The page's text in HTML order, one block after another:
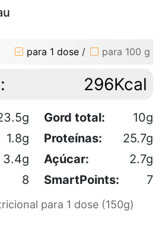
para 1 dose / para 100 g
296Kcal
Gord total:
10g
1.8g Proteínas:
25.7g
3.4g Açúcar:
2.7g
8 SmartPoints: 7
para 1 dose (150g)